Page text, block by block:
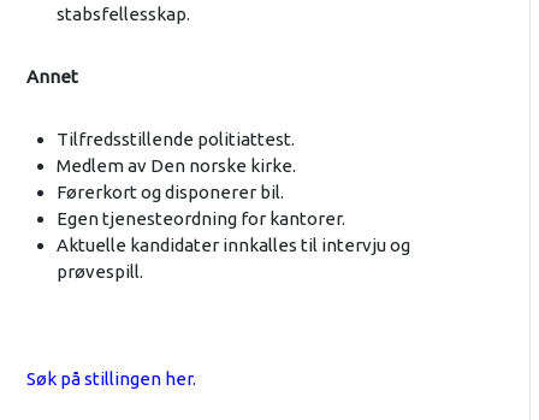
stabsfellesskap.
Annet
Tilfredsstillende politiattest.
Medlem av Den norske kirke.
Førerkort og disponerer bil.
Egen tjenesteordning for kantorer.
Aktuelle kandidater innkalles til intervju og
prøvespill.
Søk på stillingen her.